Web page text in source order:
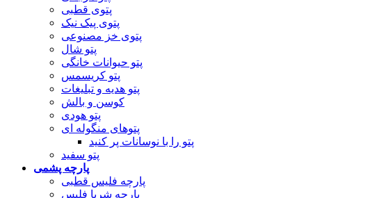
پتوی قطبی
پتوی پیک نیک
پتوی خز مصنوعی
پتو شال
پتو حیوانات خانگی
پتو کریسمس
پتو هدیه و تبلیغات
کوسن و بالش
پتو هودی
پتوهای منگوله ای
پتو را با نوسانات پر کنید
پتو سفید
پارچه پشمی
پارچه فلیس قطبی
پارچه شرپا فلیس